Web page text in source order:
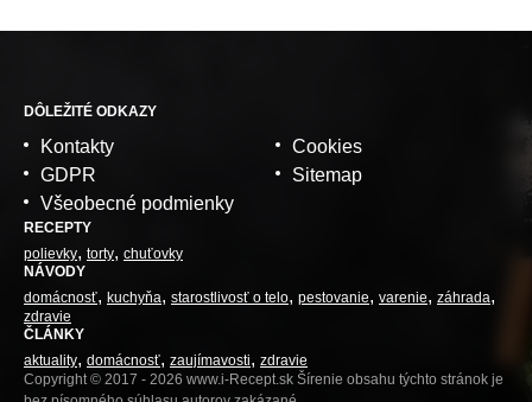
DÔLEŽITÉ ODKAZY
Kontakty
GDPR
Všeobecné podmienky
Cookies
Sitemap
RECEPTY
polievky torty chuťovky
NÁVODY
domácnosť kuchyňa starostlivosť o telo pestovanie varenie
záhrada
zdravie
ČLÁNKY
aktuality domácnosť zaujímavosti
zdravie
Copyright © 2017 - 2026 www.i-Recept.sk Šírenie obsahu týchto stránok je